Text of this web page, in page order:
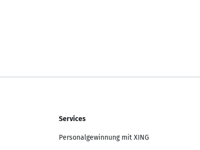
Services
Personalgewinnung mit XING